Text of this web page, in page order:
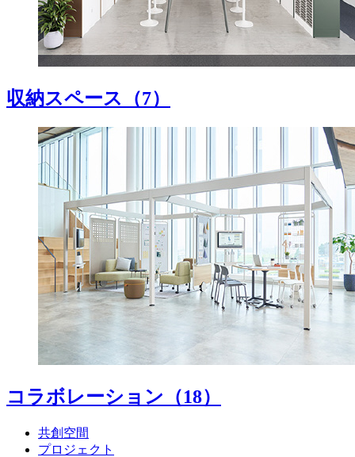
収納スペース （7）
コラボレーション （18）
共創空間
プロジェクト